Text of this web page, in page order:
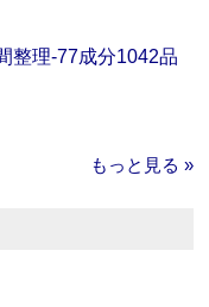
整理‐77成分1042品
もっと見る »